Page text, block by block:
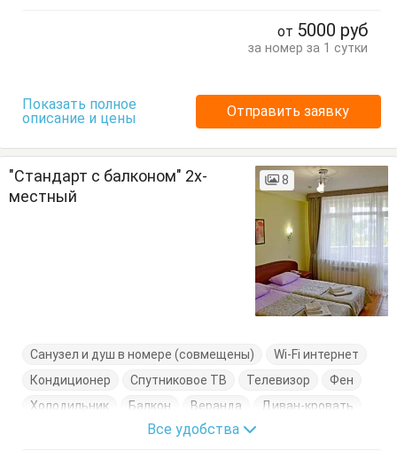
Тумбочки Шкаф
от 5000 руб
за номер за 1 сутки
Показать полное
описание и цены
Отправить заявку
"Стандарт с балконом" 2х-
местный
8
Санузел и душ в номере (совмещены)
Wi-Fi интернет
Кондиционер
Спутниковое ТВ Телевизор
Фен
Холодильник
Балкон Веранда
Диван-кровать
Журнальный столик
Кресло
Кресло-кровать
Все удобства